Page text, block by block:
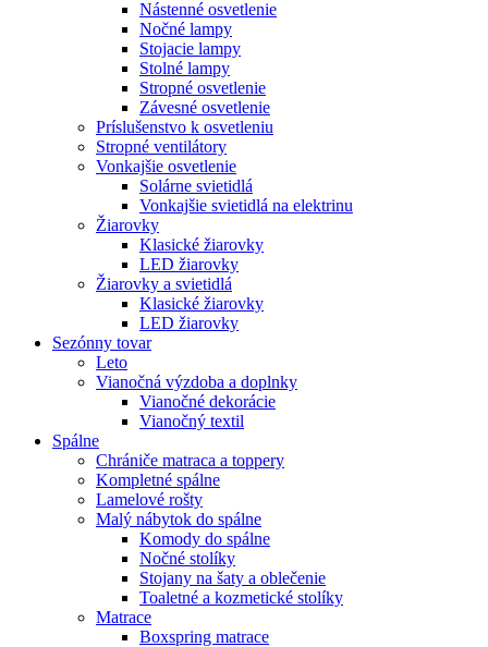
Nástenné osvetlenie
Nočné lampy
Stojacie lampy
Stolné lampy
Stropné osvetlenie
Závesné osvetlenie
Príslušenstvo k osvetleniu
Stropné ventilátory
Vonkajšie osvetlenie
Solárne svietidlá
Vonkajšie svietidlá na elektrinu
Žiarovky
Klasické žiarovky
LED žiarovky
Žiarovky a svietidlá
Klasické žiarovky
LED žiarovky
Sezónny tovar
Leto
Vianočná výzdoba a doplnky
Vianočné dekorácie
Vianočný textil
Spálne
Chrániče matraca a toppery
Kompletné spálne
Lamelové rošty
Malý nábytok do spálne
Komody do spálne
Nočné stolíky
Stojany na šaty a oblečenie
Toaletné a kozmetické stolíky
Matrace
Boxspring matrace